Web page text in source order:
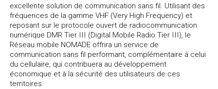
excellente solution de communication sans fil. Utilisant des
fréquences de la gamme VHF (Very High Frequency) et
reposant sur le protocole ouvert de radiocommunication
numérique DMR Tier III (Digital Mobile Radio Tier III), le
Réseau mobile NOMADE offrira un service de
communication sans fil performant, complémentaire à celui
du cellulaire, qui contribuera au développement
économique et à la sécurité des utilisateurs de ces
territoires.